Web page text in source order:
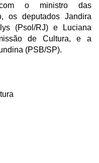
o ministro das
os deputados Jandira
(Psol/RJ) e Luciana
de Cultura, e a
(PSB/SP).